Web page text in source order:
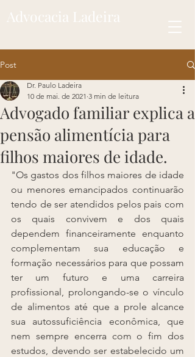
Advocacia Ladeira
Post
Advogado familiar explica a
pensão alimentícia para
filhos maiores de idade.
Dr. Paulo Ladeira
10 de mai. de 2021 3 min de leitura
"Os gastos dos filhos maiores de idade
ou menores emancipados continuarão
tendo de ser atendidos pelos pais com
os quais convivem e dos quais
dependem financeiramente enquanto
complementam sua educação e
formação necessários para que possam
ter um futuro e uma carreira
profissional, prolongando-se o vínculo
de alimentos até que a prole alcance
sua autossuficiência econômica, que
nem sempre encerra com o fim dos
estudos, devendo ser estabelecido um